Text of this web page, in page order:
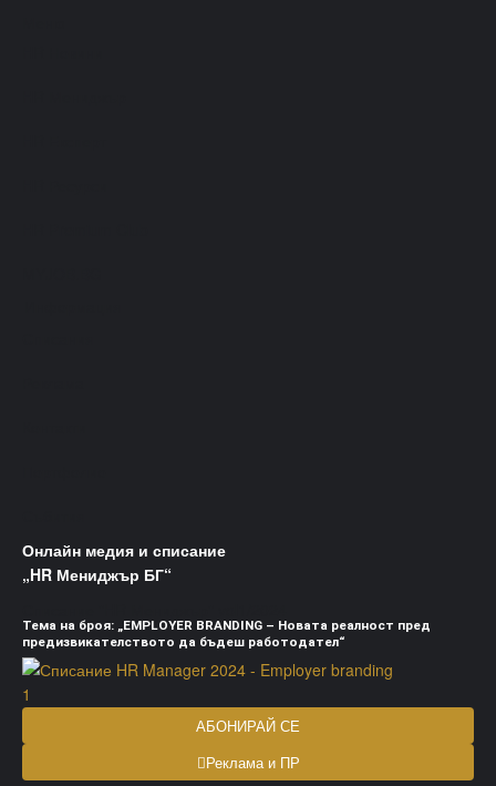
Онлайн медия и списание
„HR Мениджър БГ“
Тема на броя: „EMPLOYER BRANDING – Новата реалност пред
предизвикателството да бъдеш работодател“
АБОНИРАЙ СЕ
Реклама и ПР